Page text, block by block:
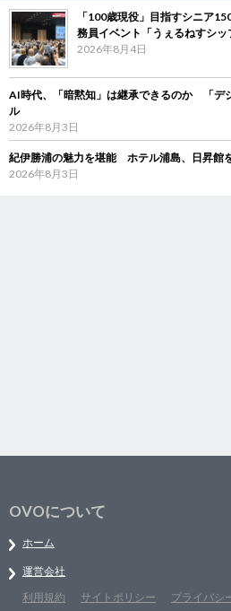
「100歳現役」目指すシニア
務員イベント「うぇるねすシッ
2026年8月4日
AI時代、「暗黙知」は継承できるのか 「デ
ル
2026年8月3日
紀伊勝浦の魅力を堪能 ホテル浦島、日昇館
2026年8月3日
OVOについて
ホーム
運営会社
利用規約
サイトポリシー プライバシ